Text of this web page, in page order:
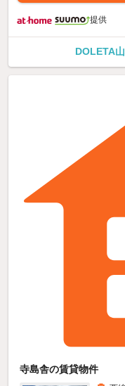
提供
DOLETA
寺島舎の賃貸物件